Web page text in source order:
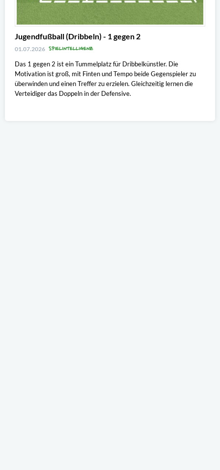
Jugendfußball (Dribbeln) - 1 gegen 2
01.07.2026 SPIELINTELLIGENZ
Das 1 gegen 2 ist ein Tummelplatz für Dribbelkünstler. Die
Motivation ist groß, mit Finten und Tempo beide Gegenspieler zu
überwinden und einen Treffer zu erzielen. Gleichzeitig lernen die
Verteidiger das Doppeln in der Defensive.